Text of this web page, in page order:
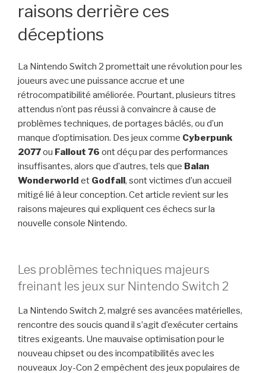
raisons derrière ces
déceptions
La Nintendo Switch 2 promettait une révolution pour les
joueurs avec une puissance accrue et une
rétrocompatibilité améliorée. Pourtant, plusieurs titres
attendus n’ont pas réussi à convaincre à cause de
problèmes techniques, de portages bâclés, ou d’un
manque d’optimisation. Des jeux comme Cyberpunk
2077ou Fallout 76 ont déçu par des performances
insuffisantes, alors que d’autres, tels que Balan
Wonderworld et Godfall, sont victimes d’un accueil
mitigé lié à leur conception. Cet article revient sur les
raisons majeures qui expliquent ces échecs sur la
nouvelle console Nintendo.
Les problèmes techniques majeurs
freinant les jeux sur Nintendo Switch 2
La Nintendo Switch 2, malgré ses avancées matérielles,
rencontre des soucis quand il s’agit d’exécuter certains
titres exigeants. Une mauvaise optimisation pour le
nouveau chipset ou des incompatibilités avec les
nouveaux Joy-Con 2 empêchent des jeux populaires de